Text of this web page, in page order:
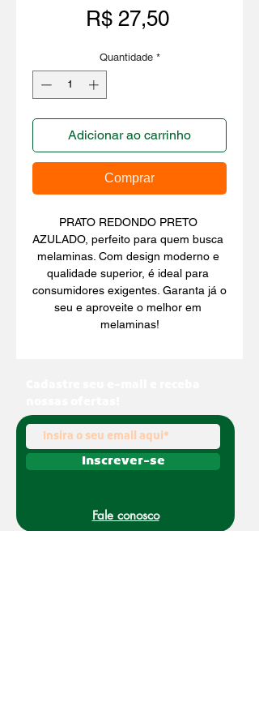
R$ 27,50Preço
Quantidade *
Adicionar ao carrinho
Comprar
PRATO REDONDO PRETO
AZULADO, perfeito para quem busca
melaminas. Com design moderno e
qualidade superior, é ideal para
consumidores exigentes. Garanta já o
seu e aproveite o melhor em
melaminas!
Inscrever-se
Fale conosco